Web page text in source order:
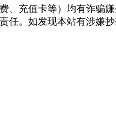
、充值卡等）均有诈骗
任。如发现本站有涉嫌